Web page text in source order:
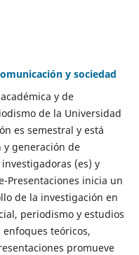
y sociedad
y de
de la Universidad
es semestral y está
generación de
(es) y
Presentaciones inicia un
de la investigación en
periodismo y estudios
teóricos,
promueve